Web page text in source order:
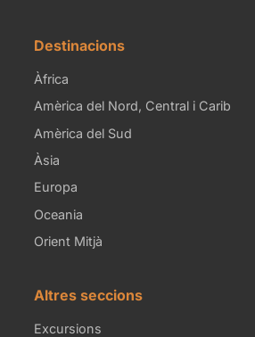
Destinacions
Àfrica
Amèrica del Nord, Central i Carib
Amèrica del Sud
Àsia
Europa
Oceania
Orient Mitjà
Altres seccions
Excursions